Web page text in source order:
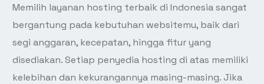
Memilih layanan hosting terbaik di Indonesia sangat
bergantung pada kebutuhan websitemu, baik dari
segi anggaran, kecepatan, hingga fitur yang
disediakan. Setiap penyedia hosting di atas memiliki
kelebihan dan kekurangannya masing-masing. Jika